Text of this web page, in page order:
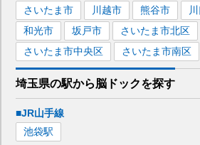
さいたま市 川越市 熊谷市
和光市
坂戸市 さいたま市北区
さいたま市中央区
さいたま市南区
埼玉県の駅から脳ドックを探す
■JR山手線
池袋駅